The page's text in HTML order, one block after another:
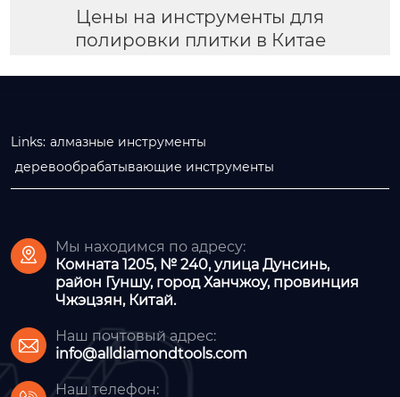
Цены на инструменты для
полировки плитки в Китае
Links: алмазные инструменты
деревообрабатывающие инструменты

Мы находимся по адресу:
Комната 1205, № 240, улица Дунсинь,
район Гуншу, город Ханчжоу, провинция
Чжэцзян, Китай.

Наш почтовый адрес:
info@alldiamondtools.com
Наш телефон: